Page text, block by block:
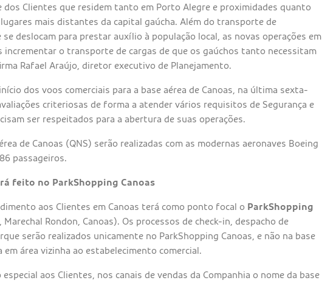
dos Clientes que residem tanto em Porto Alegre e proximidades quanto
mais distantes da capital gaúcha. Além do transporte de
deslocam para prestar auxílio à população local, as novas operações em
incrementar o transporte de cargas de que os gaúchos tanto necessitam
Rafael Araújo, diretor executivo de Planejamento.
dos voos comerciais para a base aérea de Canoas, na última sexta-
criteriosas de forma a atender vários requisitos de Segurança e
ser respeitados para a abertura de suas operações.
de Canoas (QNS) serão realizadas com as modernas aeronaves Boeing
passageiros.
feito no ParkShopping Canoas
aos Clientes em Canoas terá como ponto focal o ParkShopping
Rondon, Canoas). Os processos de check-in, despacho de
serão realizados unicamente no ParkShopping Canoas, e não na base
área vizinha ao estabelecimento comercial.
aos Clientes, nos canais de vendas da Companhia o nome da base